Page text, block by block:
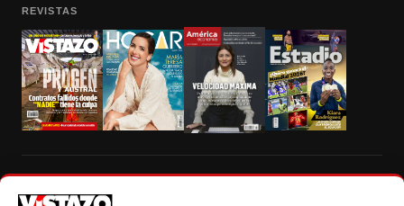
REVISTAS
autorización escrita de su titular, de todos los contenidos de Vistazo.com.